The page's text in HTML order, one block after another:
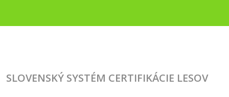
SLOVENSKÝ SYSTÉM CERTIFIKÁCIE LESOV